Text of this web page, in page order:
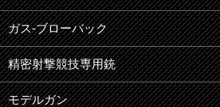
ガス-ブローバック
精密射撃競技専用銃
モデルガン